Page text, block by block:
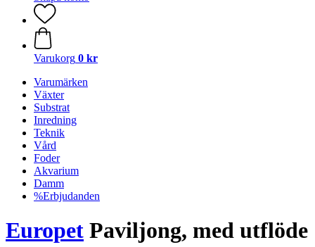
Varukorg 0 kr
Varumärken
Växter
Substrat
Inredning
Teknik
Vård
Foder
Akvarium
Damm
%Erbjudanden
Europet Paviljong, med utflöde